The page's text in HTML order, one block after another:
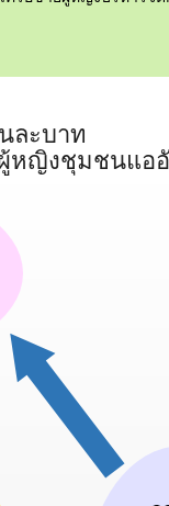
ละบาท
ผู้หญิงชุมชนแอ